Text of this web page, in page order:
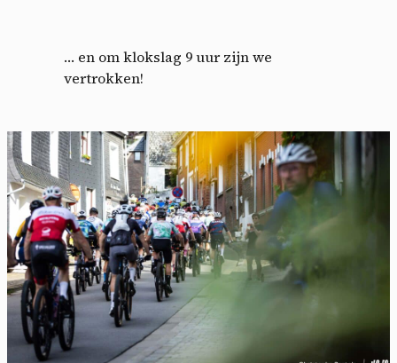
… en om klokslag 9 uur zijn we
vertrokken!